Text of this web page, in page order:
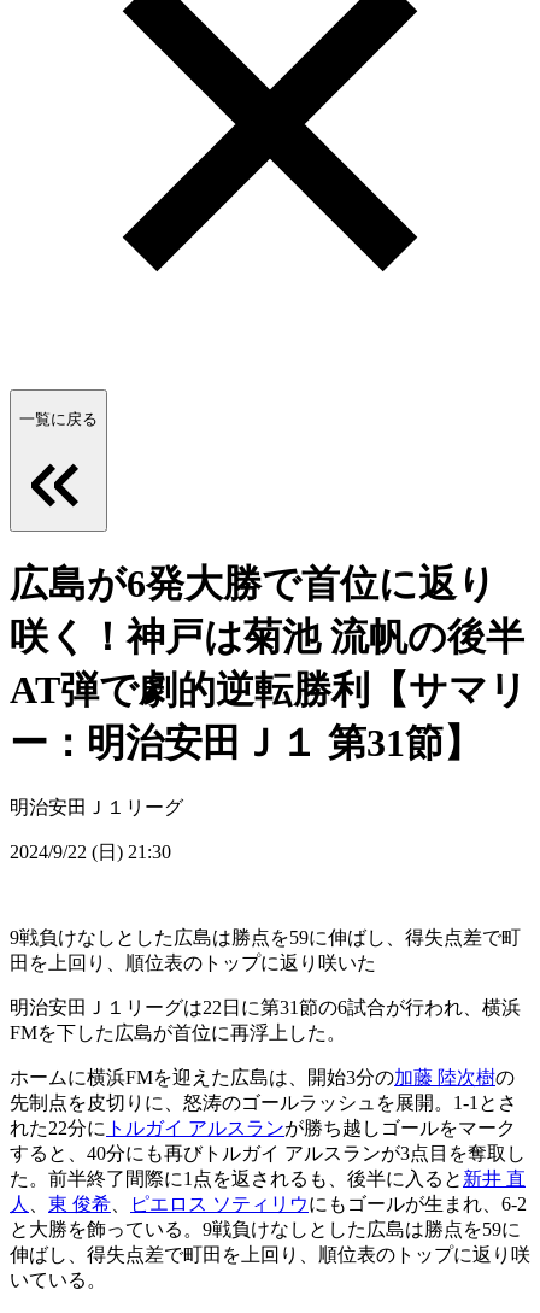
一覧に戻る
広島が6発大勝で首位に返り
咲く！神戸は菊池 流帆の後半
AT弾で劇的逆転勝利【サマリ
ー：明治安田Ｊ１ 第31節】
明治安田Ｊ１リーグ
2024/9/22 (日) 21:30
9戦負けなしとした広島は勝点を59に伸ばし、得失点差で町
田を上回り、順位表のトップに返り咲いた
明治安田Ｊ１リーグは22日に第31節の6試合が行われ、横浜
FMを下した広島が首位に再浮上した。
ホームに横浜FMを迎えた広島は、開始3分の加藤 陸次樹の
先制点を皮切りに、怒涛のゴールラッシュを展開。1-1とさ
れた22分に トルガイ アルスランが勝ち越しゴールをマーク
すると、40分にも再びトルガイ アルスランが3点目を奪取し
た。前半終了間際に1点を返されるも、後半に入ると 新井 直
人
東 俊希 ピエロス ソティリウにもゴールが生まれ、6-2
と大勝を飾っている。9戦負けなしとした広島は勝点を59に
伸ばし、得失点差で町田を上回り、順位表のトップに返り咲
いている。